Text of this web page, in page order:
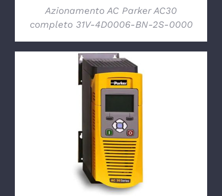
Azionamento AC Parker AC30
completo 31V-4D0006-BN-2S-0000
DETTAGLI